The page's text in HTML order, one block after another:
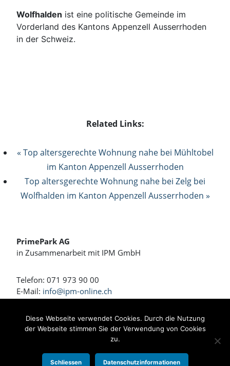
Wolfhalden ist eine politische Gemeinde im
Vorderland des Kantons Appenzell Ausserrhoden
in der Schweiz.
Related Links:
« Top altersgerechte Wohnung nahe bei Mühltobel
im Kanton Appenzell Ausserrhoden
Top altersgerechte Wohnung nahe bei Zelg bei
Wolfhalden im Kanton Appenzell Ausserrhoden »
PrimePark AG
in Zusammenarbeit mit IPM GmbH
Telefon: 071 973 90 00
E-Mail: info@ipm-online.ch
Wohnen und Arbeiten am Rennweg
Bahnhofstrasse 4 + 4a
Diese Webseite verwendet Cookies. Durch die Nutzung
der Webseite stimmen Sie der Verwendung von Cookies
zu.
Schliessen Datenschutzinformationen